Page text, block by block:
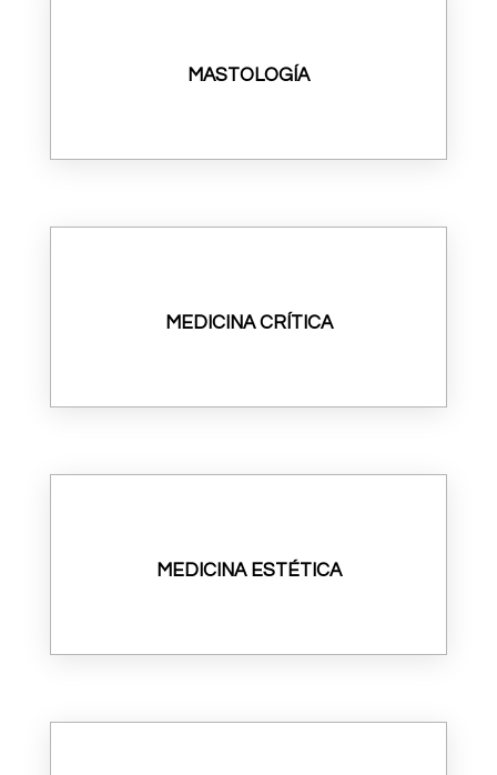
MASTOLOGÍA
MEDICINA CRÍTICA
MEDICINA ESTÉTICA